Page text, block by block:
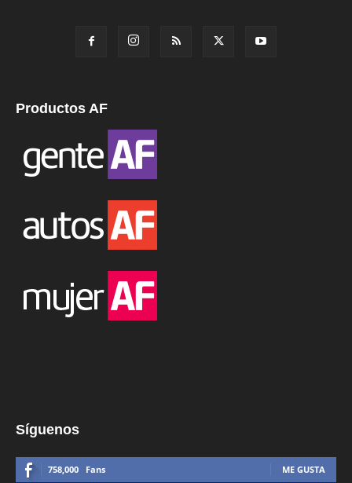
Productos AF
Síguenos
758,000 Fans ME GUSTA